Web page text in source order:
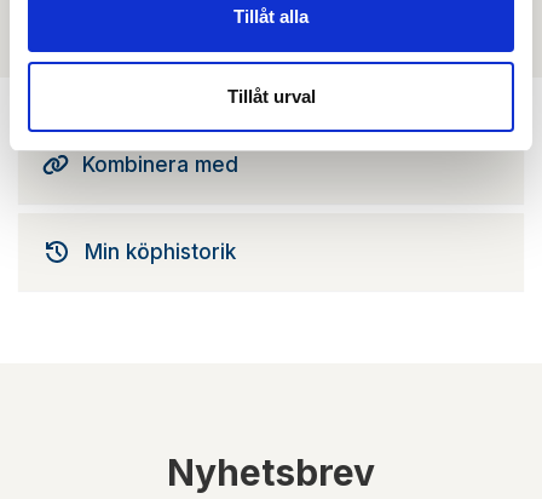
Tillåt alla
Tillåt urval
Det finns ännu ingen film för denna produkt
Kombinera med
Min köphistorik
Nyhetsbrev